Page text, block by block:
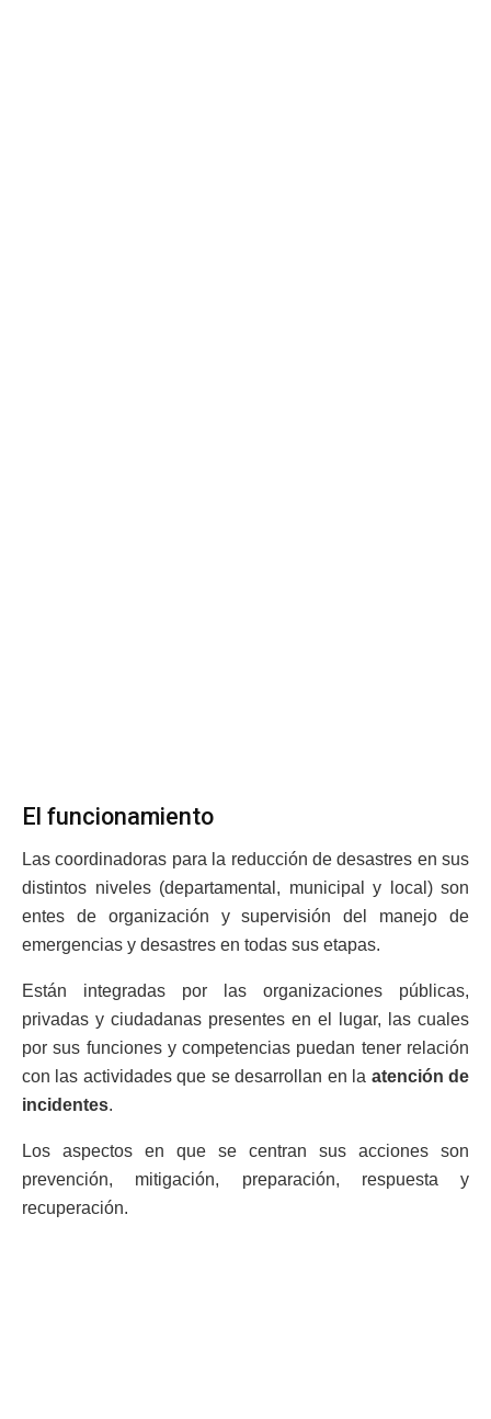
El funcionamiento
Las coordinadoras para la reducción de desastres en sus
distintos niveles (departamental, municipal y local) son
entes de organización y supervisión del manejo de
emergencias y desastres en todas sus etapas.
Están integradas por las organizaciones públicas,
privadas y ciudadanas presentes en el lugar, las cuales
por sus funciones y competencias puedan tener relación
con las actividades que se desarrollan en la atención de
incidentes.
Los aspectos en que se centran sus acciones son
prevención, mitigación, preparación, respuesta y
recuperación.